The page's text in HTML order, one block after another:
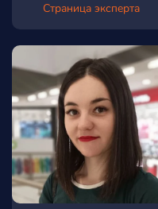
Страница эксперта